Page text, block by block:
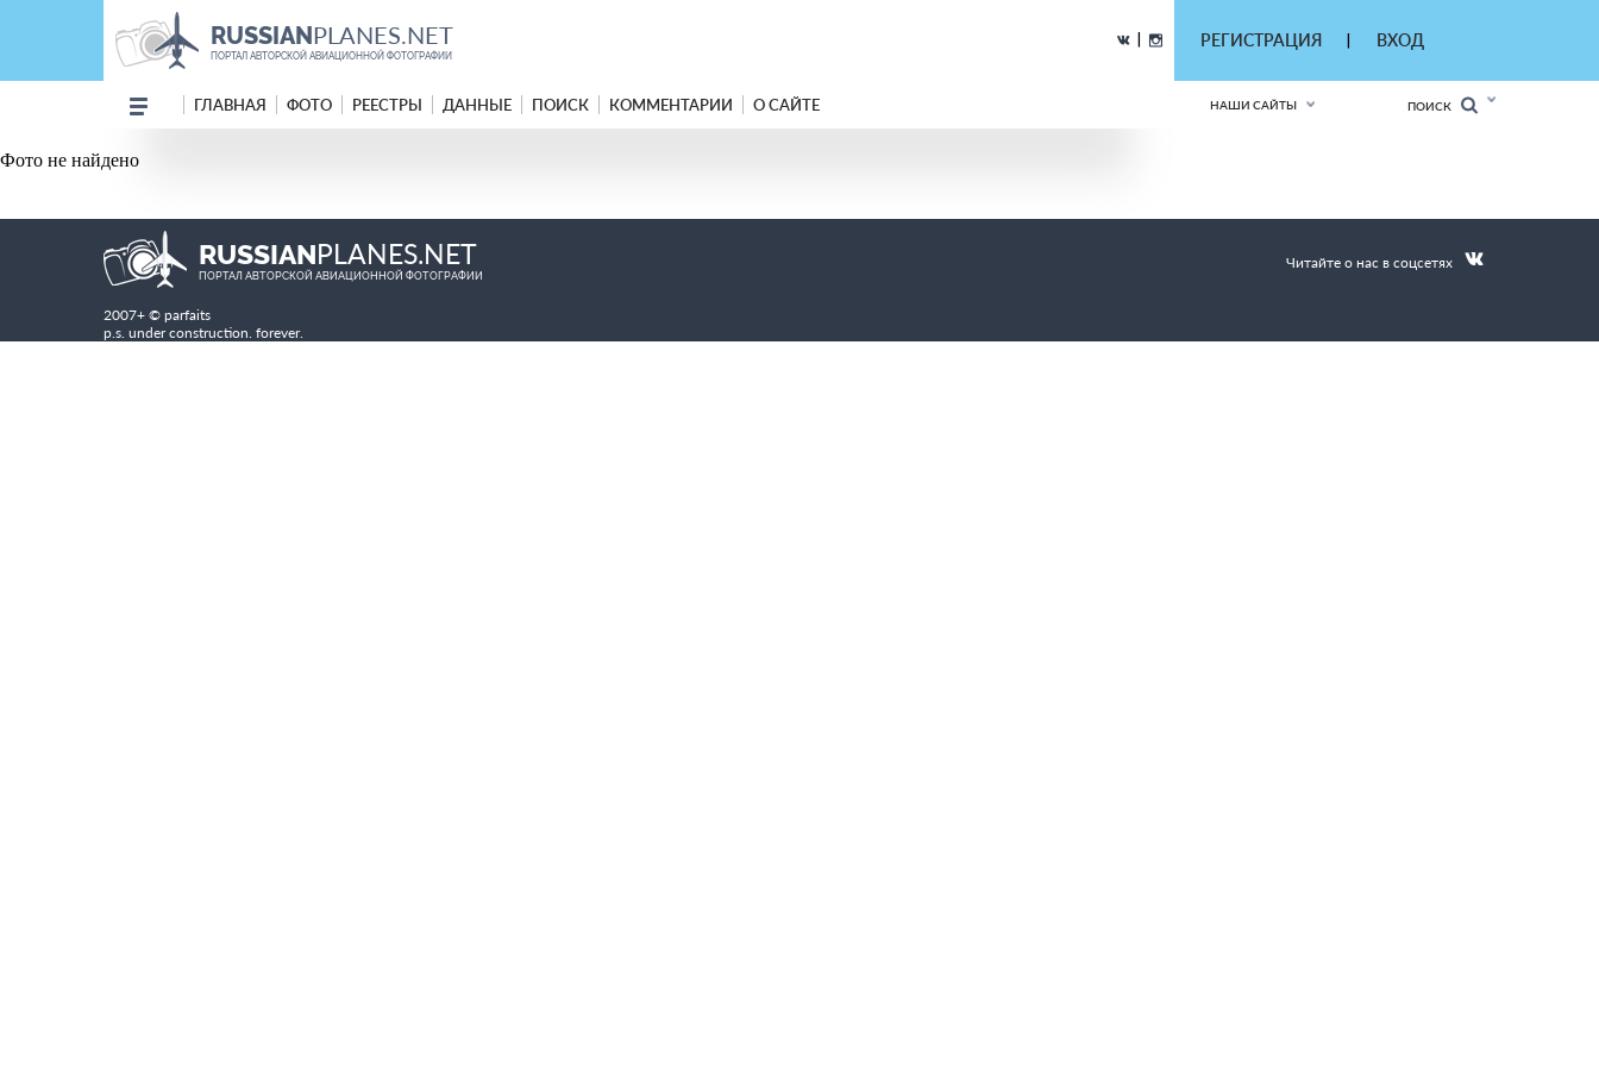
RUSSIANPLANES.NET
ПОРТАЛ АВТОРСКОЙ АВИАЦИОННОЙ ФОТОГРАФИИ
РЕГИСТРАЦИЯ ВХОД
ГЛАВНАЯ ФОТО РЕЕСТРЫ ДАННЫЕ ПОИСК КОММЕНТАРИИ О САЙТЕ НАШИ САЙТЫ ПОИСК
Фото не найдено
RUSSIANPLANES.NET
ПОРТАЛ АВТОРСКОЙ АВИАЦИОННОЙ ФОТОГРАФИИ
Читайте о нас в соцсетях
2007+ © parfaits
p.s. under construction. forever.